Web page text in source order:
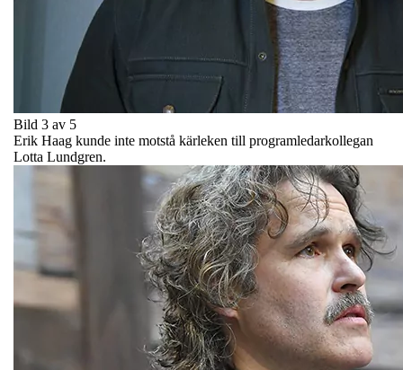
Bild 3 av 5
Erik Haag kunde inte motstå kärleken till programledarkollegan
Lotta Lundgren.